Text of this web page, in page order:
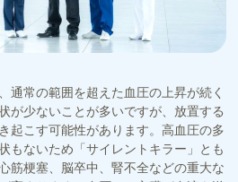
通常の範囲を超えた血圧の上昇が続く
が少ないことが多いですが、放置する
起こす可能性があります。高血圧の多
もないため「サイレントキラー」とも
筋梗塞、脳卒中、腎不全などの重大な